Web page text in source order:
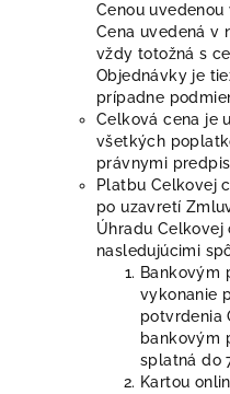
Cenou
Cena uvedená v
vždy totožná s
Objednávky je
prípadne
Celková cena je
všetkých
právnymi
Platbu Celkovej
po uzavretí
Úhradu
nasledujúcimi
Bankovým
vykonanie
potvrdenia
bankovým
splatná do
Kartou